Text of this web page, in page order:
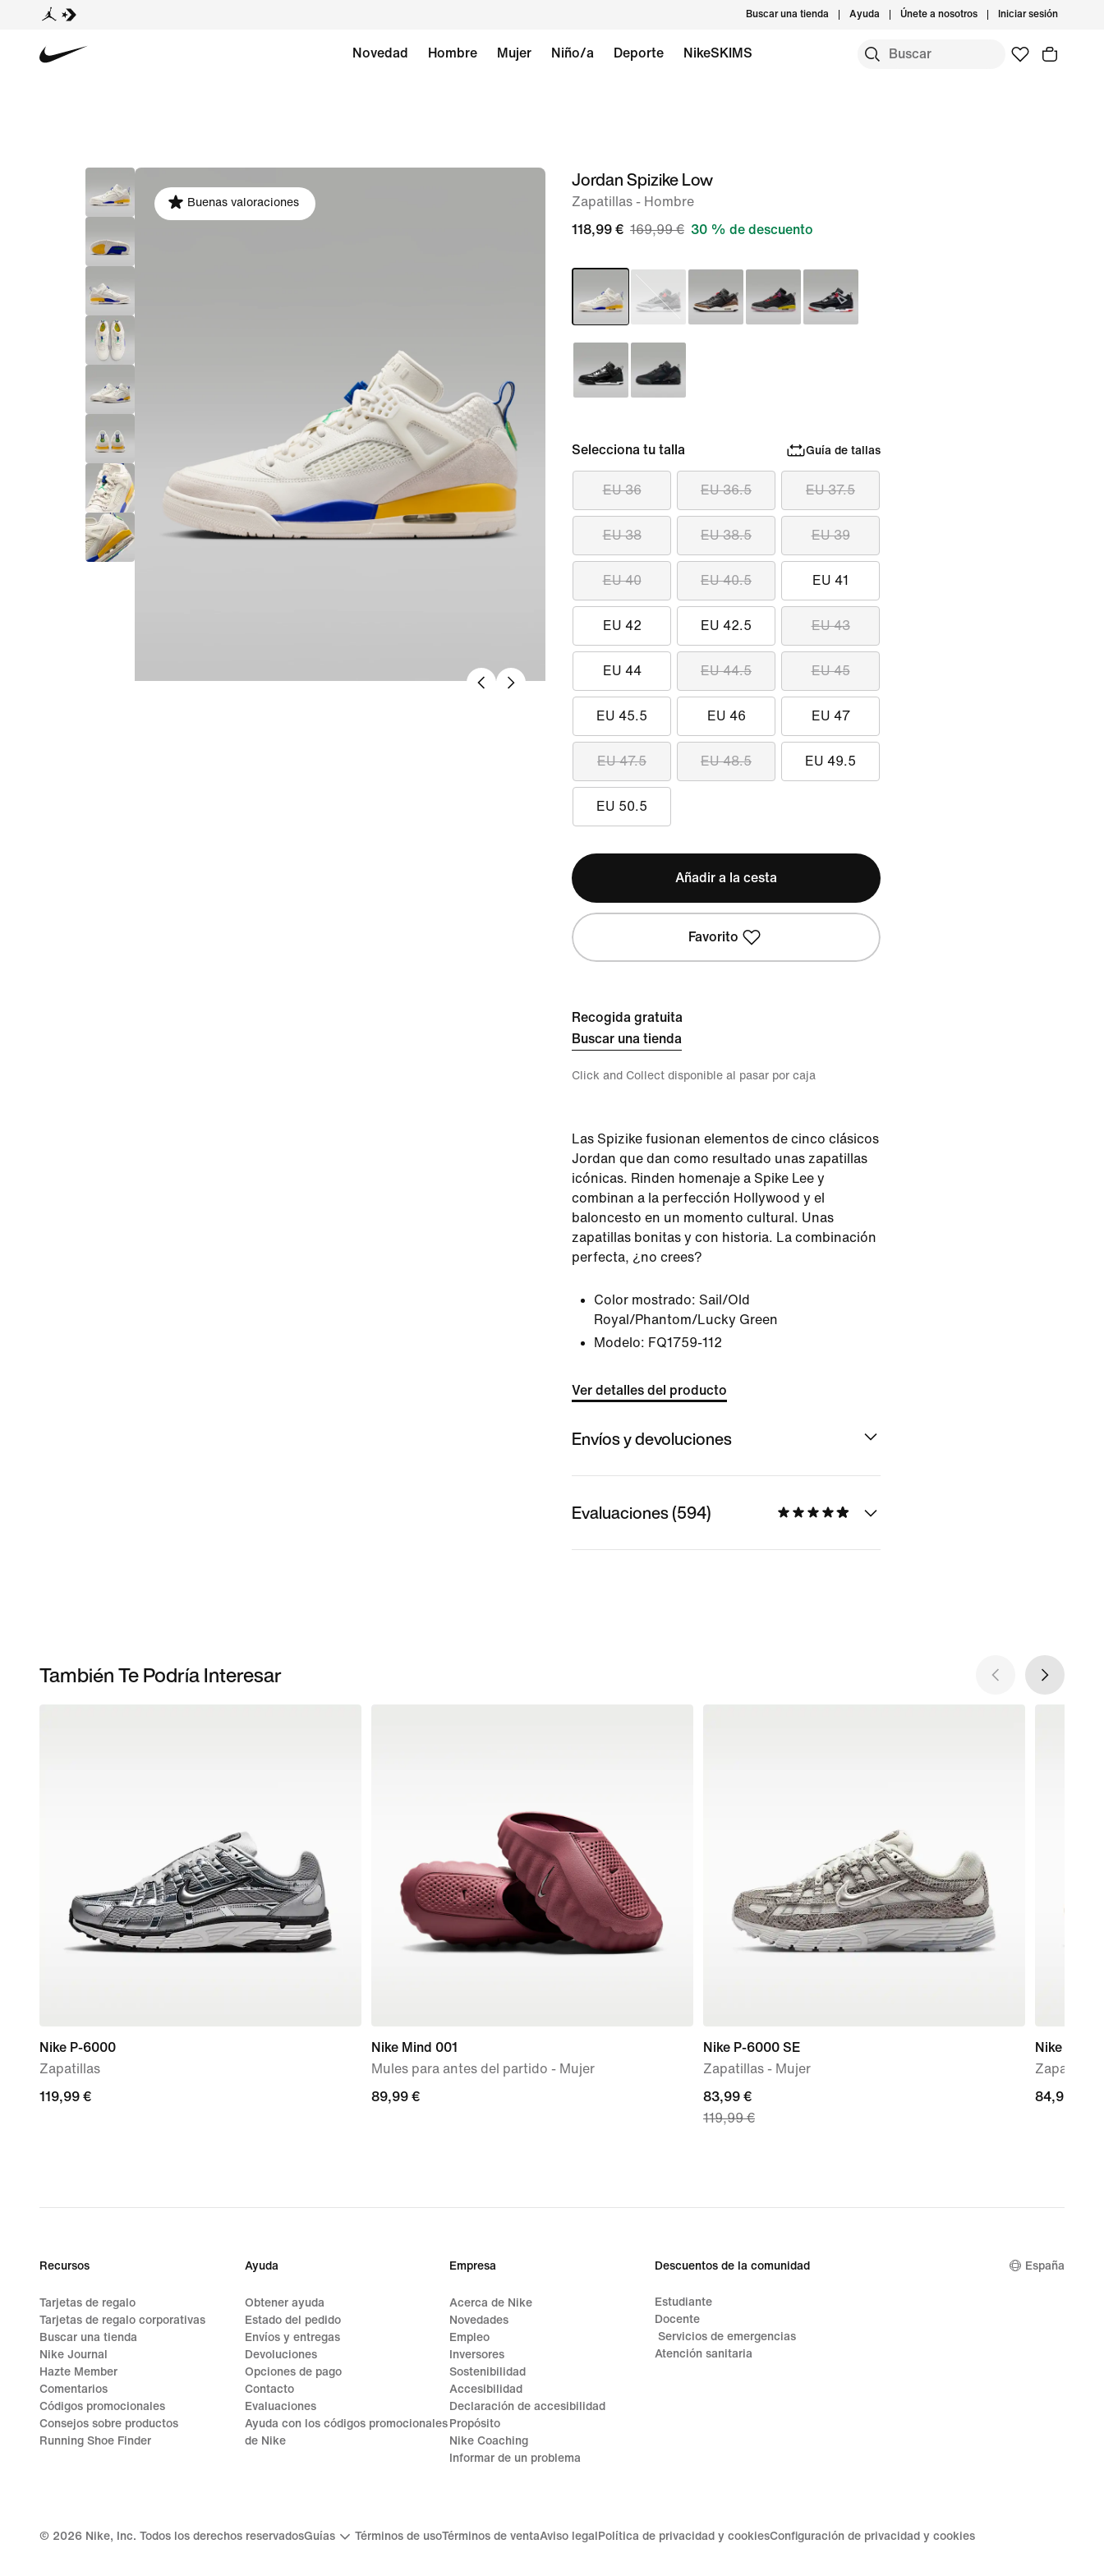
Buscar una tienda Ayuda Únete a nosotros Iniciar sesión
Novedad Hombre Mujer Niño/a Deporte NikeSKIMS
Imagen
Buenas valoraciones
Jordan Spizike Low
Zapatillas - Hombre
118,99 € 169,99 € 30 % de descuento
Selecciona tu talla Guía de tallas
EU 36 EU 36.5 EU 37.5
EU 38 EU 38.5 EU 39
EU 40 EU 40.5 EU 41
EU 42 EU 42.5 EU 43
EU 44 EU 44.5 EU 45
EU 45.5 EU 46 EU 47
EU 47.5 EU 48.5 EU 49.5
EU 50.5
Añadir a la cesta
Favorito
Recogida gratuita
Buscar una tienda
Click and Collect disponible al pasar por caja
Las Spizike fusionan elementos de cinco clásicos
Jordan que dan como resultado unas zapatillas
icónicas. Rinden homenaje a Spike Lee y
combinan a la perfección Hollywood y el
baloncesto en un momento cultural. Unas
zapatillas bonitas y con historia. La combinación
perfecta, ¿no crees?
Color mostrado: Sail/Old
Royal/Phantom/Lucky Green
Modelo: FQ1759-112
Ver detalles del producto
Envíos y devoluciones
Evaluaciones (594)
También Te Podría Interesar
Nike P-6000
Zapatillas
119,99 €
119,99 €
Nike Mind 001
Mules para antes del partido - Mujer
89,99 €
89,99 €
Nike P-6000 SE
Zapatillas - Mujer
current
price
119,99 €
83,99 €
119,99 €
Nike
Zapatillas
84,99 €
84,99 €
Recursos
Tarjetas de regalo
Tarjetas de regalo corporativas
Buscar una tienda
Nike Journal
Hazte Member
Comentarios
Códigos promocionales
Consejos sobre productos
Running Shoe Finder
Ayuda
Obtener ayuda
Estado del pedido
Envíos y entregas
Devoluciones
Opciones de pago
Contacto
Evaluaciones
Ayuda con los códigos promocionales
de Nike
Empresa
Acerca de Nike
Novedades
Empleo
Inversores
Sostenibilidad
Accesibilidad
Declaración de accesibilidad
Propósito
Nike Coaching
Informar de un problema
Descuentos de la comunidad
Estudiante
Docente
Servicios de emergencias
Atención sanitaria
España
© 2026 Nike, Inc. Todos los derechos reservadosGuías Términos de usoTérminos de ventaAviso legal Política de privacidad y cookiesConfiguración de privacidad y cookies